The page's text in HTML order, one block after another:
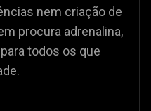
nem criação de
procura adrenalina,
todos os que